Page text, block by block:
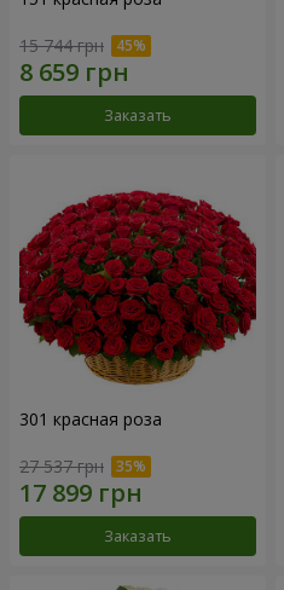
15 744 грн
Заказать
301 красная роза
27 537 грн
Заказать